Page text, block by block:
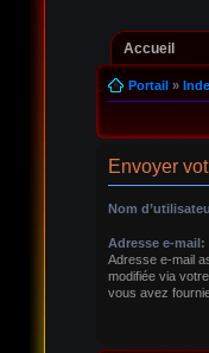
Accueil
Portail»
Envoyer
Nom
Adresse e-mail:
Adresse e-mail
modifiée via votre
vous avez